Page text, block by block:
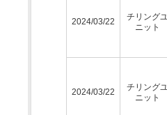
2024/03/22
チリングユ
ニット
2024/03/22
チリングユ
ニット